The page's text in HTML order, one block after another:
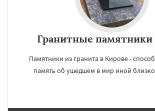
Гранитные
Памятники из гранита в Кирове -
память об ушедшем в мир иной